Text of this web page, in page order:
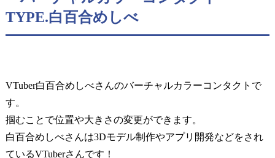
TYPE.白百合めしべ
VTuber白百合めしべさんのバーチャルカラーコンタクトで
す。
掴むことで位置や大きさの変更ができます。
白百合めしべさんは3Dモデル制作やアプリ開発などをされ
ているVTuberさんです！